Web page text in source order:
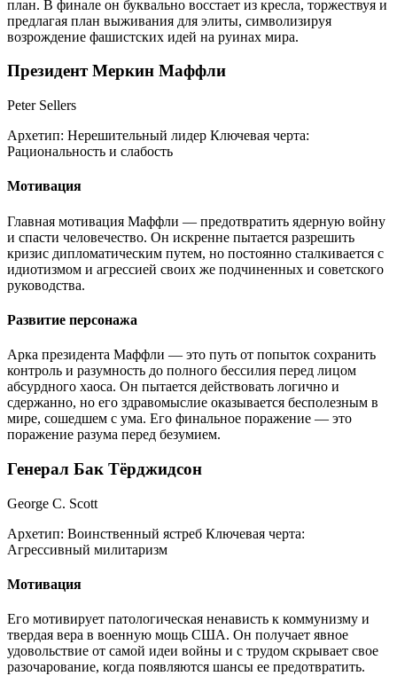
план. В финале он буквально восстает из кресла, торжествуя и
предлагая план выживания для элиты, символизируя
возрождение фашистских идей на руинах мира.
Президент Меркин Маффли
Peter Sellers
Архетип: Нерешительный лидер Ключевая черта:
Рациональность и слабость
Мотивация
Главная мотивация Маффли — предотвратить ядерную войну
и спасти человечество. Он искренне пытается разрешить
кризис дипломатическим путем, но постоянно сталкивается с
идиотизмом и агрессией своих же подчиненных и советского
руководства.
Развитие персонажа
Арка президента Маффли — это путь от попыток сохранить
контроль и разумность до полного бессилия перед лицом
абсурдного хаоса. Он пытается действовать логично и
сдержанно, но его здравомыслие оказывается бесполезным в
мире, сошедшем с ума. Его финальное поражение — это
поражение разума перед безумием.
Генерал Бак Тёрджидсон
George C. Scott
Архетип: Воинственный ястреб Ключевая черта:
Агрессивный милитаризм
Мотивация
Его мотивирует патологическая ненависть к коммунизму и
твердая вера в военную мощь США. Он получает явное
удовольствие от самой идеи войны и с трудом скрывает свое
разочарование, когда появляются шансы ее предотвратить.